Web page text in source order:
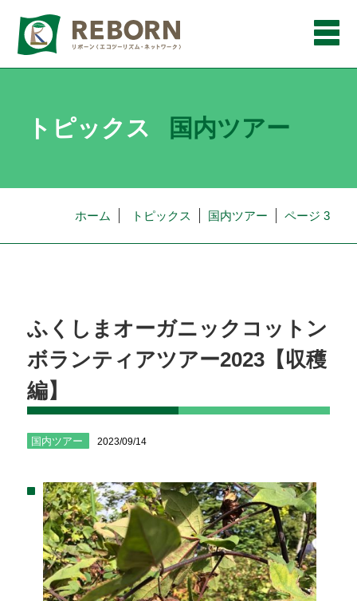
メ
トピックス 国内ツアー
ホーム トピックス 国内ツアー ページ 3
ふくしまオーガニックコットン
ボランティアツアー2023【収穫
編】
国内ツアー 2023/09/14